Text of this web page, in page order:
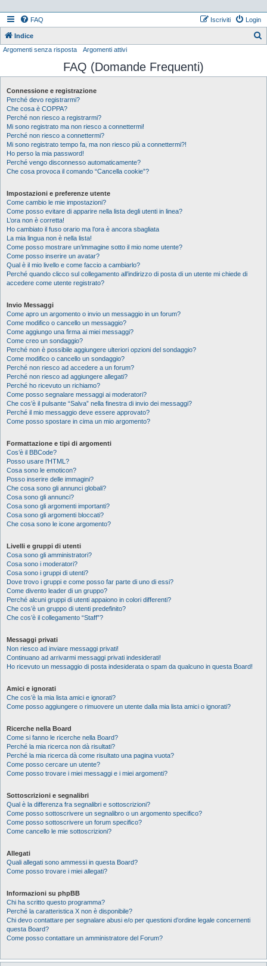
FAQ Login
Iscriviti
Indice
c
Argomenti senza risposta Argomenti attivi
FAQ (Domande Frequenti)
Connessione e registrazione
Perché devo registrarmi?
Che cosa è COPPA?
Perché non riesco a registrarmi?
Mi sono registrato ma non riesco a connettermi!
Perché non riesco a connettermi?
Mi sono registrato tempo fa, ma non riesco più a connettermi?!
Ho perso la mia password!
Perché vengo disconnesso automaticamente?
Che cosa provoca il comando “Cancella cookie”?
Impostazioni e preferenze utente
Come cambio le mie impostazioni?
Come posso evitare di apparire nella lista degli utenti in linea?
L’ora non è corretta!
Ho cambiato il fuso orario ma l’ora è ancora sbagliata
La mia lingua non è nella lista!
Come posso mostrare un’immagine sotto il mio nome utente?
Come posso inserire un avatar?
Qual è il mio livello e come faccio a cambiarlo?
Perché quando clicco sul collegamento all’indirizzo di posta di un utente mi chiede di
accedere come utente registrato?
Invio Messaggi
Come apro un argomento o invio un messaggio in un forum?
Come modifico o cancello un messaggio?
Come aggiungo una firma ai miei messaggi?
Come creo un sondaggio?
Perché non è possibile aggiungere ulteriori opzioni del sondaggio?
Come modifico o cancello un sondaggio?
Perché non riesco ad accedere a un forum?
Perché non riesco ad aggiungere allegati?
Perché ho ricevuto un richiamo?
Come posso segnalare messaggi ai moderatori?
Che cos’è il pulsante “Salva” nella finestra di invio dei messaggi?
Perché il mio messaggio deve essere approvato?
Come posso spostare in cima un mio argomento?
Formattazione e tipi di argomenti
Cos’è il BBCode?
Posso usare l’HTML?
Cosa sono le emoticon?
Posso inserire delle immagini?
Che cosa sono gli annunci globali?
Cosa sono gli annunci?
Cosa sono gli argomenti importanti?
Cosa sono gli argomenti bloccati?
Che cosa sono le icone argomento?
Livelli e gruppi di utenti
Cosa sono gli amministratori?
Cosa sono i moderatori?
Cosa sono i gruppi di utenti?
Dove trovo i gruppi e come posso far parte di uno di essi?
Come divento leader di un gruppo?
Perché alcuni gruppi di utenti appaiono in colori differenti?
Che cos’è un gruppo di utenti predefinito?
Che cos’è il collegamento “Staff”?
Messaggi privati
Non riesco ad inviare messaggi privati!
Continuano ad arrivarmi messaggi privati indesiderati!
Ho ricevuto un messaggio di posta indesiderata o spam da qualcuno in questa Board!
Amici e ignorati
Che cos’è la mia lista amici e ignorati?
Come posso aggiungere o rimuovere un utente dalla mia lista amici o ignorati?
Ricerche nella Board
Come si fanno le ricerche nella Board?
Perché la mia ricerca non dà risultati?
Perché la mia ricerca dà come risultato una pagina vuota?
Come posso cercare un utente?
Come posso trovare i miei messaggi e i miei argomenti?
Sottoscrizioni e segnalibri
Qual è la differenza fra segnalibri e sottoscrizioni?
Come posso sottoscrivere un segnalibro o un argomento specifico?
Come posso sottoscrivere un forum specifico?
Come cancello le mie sottoscrizioni?
Allegati
Quali allegati sono ammessi in questa Board?
Come posso trovare i miei allegati?
Informazioni su phpBB
Chi ha scritto questo programma?
Perché la caratteristica X non è disponibile?
Chi devo contattare per segnalare abusi e/o per questioni d’ordine legale concernenti
questa Board?
Come posso contattare un amministratore del Forum?